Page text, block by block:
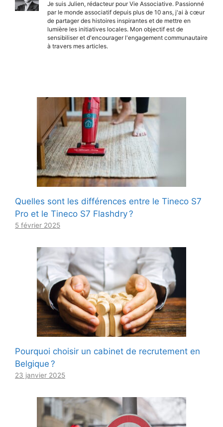
Je suis Julien, rédacteur pour Vie Associative. Passionné
par le monde associatif depuis plus de 10 ans, j'ai à cœur
de partager des histoires inspirantes et de mettre en
lumière les initiatives locales. Mon objectif est de
sensibiliser et d'encourager l'engagement communautaire
à travers mes articles.
Quelles sont les différences entre le Tineco S7
Pro et le Tineco S7 Flashdry ?
5 février 2025
Pourquoi choisir un cabinet de recrutement en
Belgique ?
23 janvier 2025